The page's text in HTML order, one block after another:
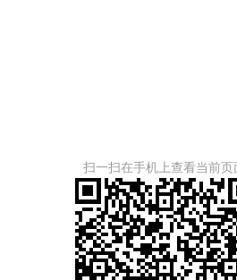
扫一扫在手机上查看当前页